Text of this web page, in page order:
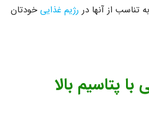
تناسب از آنها در رژیم غذاییخودتان
با پتاسیم بالا